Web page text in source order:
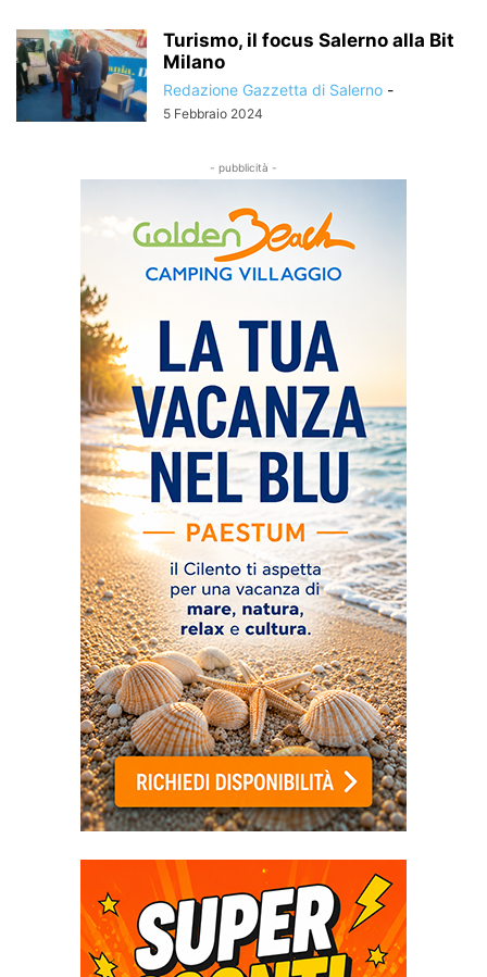
Turismo, il focus Salerno alla Bit
Milano
Redazione Gazzetta di Salerno -
5 Febbraio 2024
- pubblicità -